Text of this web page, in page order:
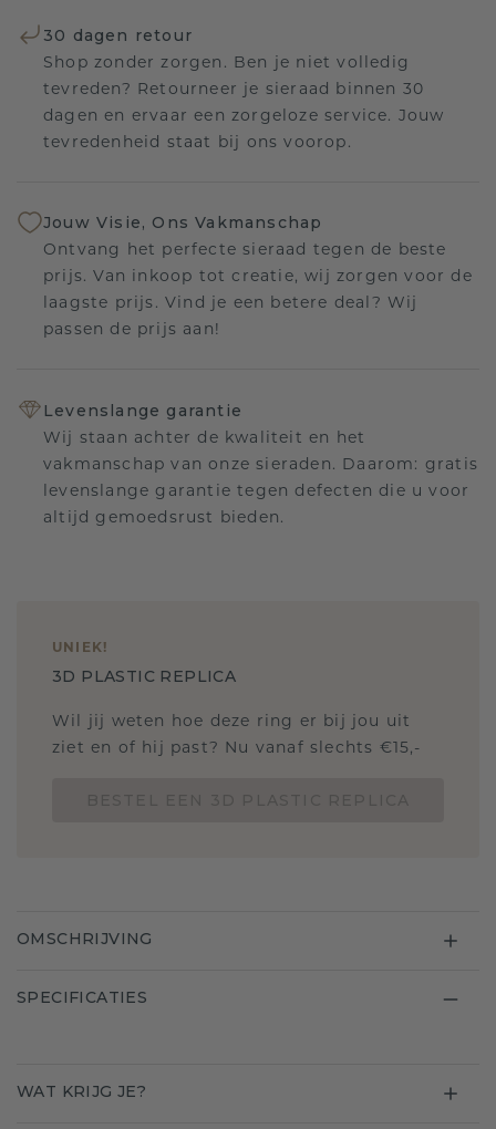
30 dagen retour
Shop zonder zorgen. Ben je niet volledig
tevreden? Retourneer je sieraad binnen 30
dagen en ervaar een zorgeloze service. Jouw
tevredenheid staat bij ons voorop.
Jouw Visie, Ons Vakmanschap
Ontvang het perfecte sieraad tegen de beste
prijs. Van inkoop tot creatie, wij zorgen voor de
laagste prijs. Vind je een betere deal? Wij
passen de prijs aan!
Levenslange garantie
Wij staan achter de kwaliteit en het
vakmanschap van onze sieraden. Daarom: gratis
levenslange garantie tegen defecten die u voor
altijd gemoedsrust bieden.
UNIEK!
3D PLASTIC REPLICA
Wil jij weten hoe deze ring er bij jou uit
ziet en of hij past? Nu vanaf slechts €15,-
OMSCHRIJVING
SPECIFICATIES
WAT KRIJG JE?